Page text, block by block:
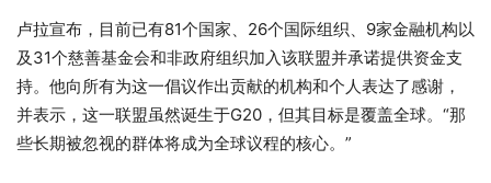
卢拉宣布，目前已有81个国家、26个国际组织、9家金融机构以
及31个慈善基金会和非政府组织加入该联盟并承诺提供资金支
持。他向所有为这一倡议作出贡献的机构和个人表达了感谢，
并表示，这一联盟虽然诞生于G20，但其目标是覆盖全球。“那
些长期被忽视的群体将成为全球议程的核心。”